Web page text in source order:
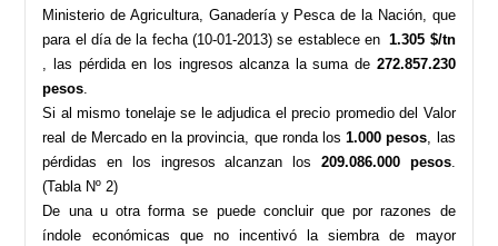
Ministerio de Agricultura, Ganadería y Pesca de la Nación, que
para el día de la fecha (10-01-2013) se establece en1.305 $/tn
, las pérdida en los ingresos alcanza la suma de 272.857.230
pesos
Si al mismo tonelaje se le adjudica el precio promedio del Valor
real de Mercado en la provincia, que ronda los1.000 pesos , las
pérdidas en los ingresos alcanzan los 209.086.000 pesos.
(Tabla Nº 2)
De una u otra forma se puede concluir que por razones de
índole económicas que no incentivó la siembra de mayor